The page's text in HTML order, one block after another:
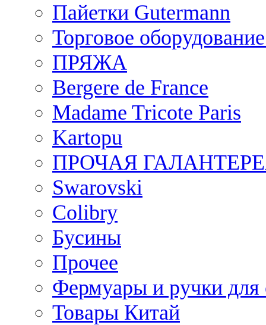
Пайетки Gutermann
Торговое
ПРЯЖА
Bergere de France
Madame Tricote Paris
Kartopu
ПРОЧАЯ
Swarovski
Colibry
Бусины
Прочее
Фермуары и ручки для
Товары Китай